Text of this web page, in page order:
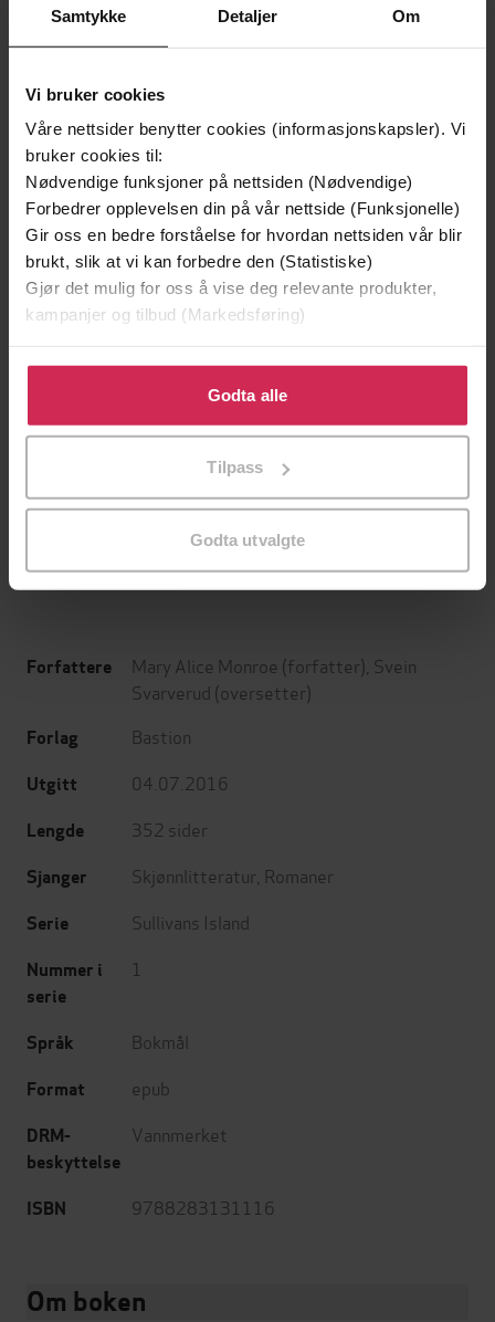
Samtykke Detaljer Om
Vi bruker cookies
Våre nettsider benytter cookies (informasjonskapsler). Vi
bruker cookies til:
Nødvendige funksjoner på nettsiden (Nødvendige)
Forbedrer opplevelsen din på vår nettside (Funksjonelle)
Gir oss en bedre forståelse for hvordan nettsiden vår blir
brukt, slik at vi kan forbedre den (Statistiske)
Gjør det mulig for oss å vise deg relevante produkter,
kampanjer og tilbud (Markedsføring)
Klikk på «Godta alle» for å gi oss ditt samtykke til å
bruke cookies for alle disse formålene. Du kan også
tilpasse ditt samtykke til spesifikke formål ved å klikke
Godta alle
Tilpass
Godta utvalgte
Premium
Her, nå, alltid
Catherine Isaac
Perlesøsteren
Lucinda Riley
Forfattere Mary Alice Monroe (forfatter), Svein
Svarverud (oversetter)
Forlag Bastion
Utgitt 04.07.2016
Lengde 352 sider
Sjanger Skjønnlitteratur Romaner
Serie Sullivans Island
Nummer i
serie
1
Språk Bokmål
Format epub
DRM-
beskyttelse
Vannmerket
ISBN 9788283131116
Om boken